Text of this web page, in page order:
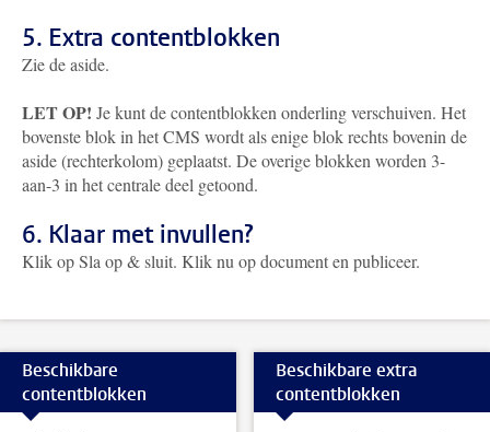
5. Extra contentblokken
Zie de aside.
LET OP! Je kunt de contentblokken onderling verschuiven. Het
bovenste blok in het CMS wordt als enige blok rechts bovenin de
aside (rechterkolom) geplaatst. De overige blokken worden 3-
aan-3 in het centrale deel getoond.
6. Klaar met invullen?
Klik op Sla op & sluit. Klik nu op document en publiceer.
Beschikbare
contentblokken
Beschikbare extra
contentblokken